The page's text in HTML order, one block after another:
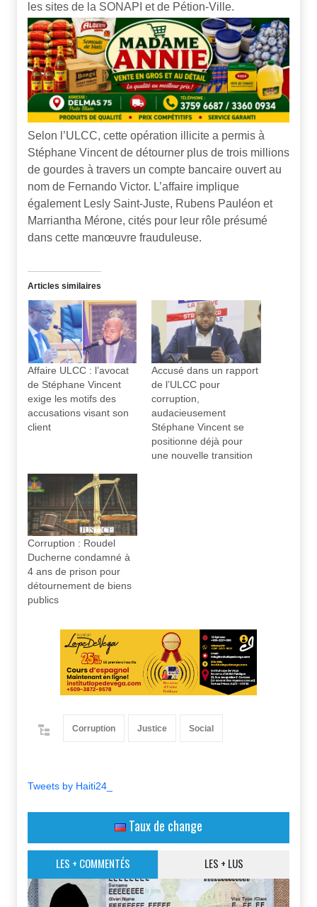
les sites de la SONAPI et de Pétion-Ville.
Selon l’ULCC, cette opération illicite a permis à
Stéphane Vincent de détourner plus de trois millions
de gourdes à travers un compte bancaire ouvert au
nom de Fernando Victor. L’affaire implique
également Lesly Saint-Juste, Rubens Pauléon et
Marriantha Mérone, cités pour leur rôle présumé
dans cette manœuvre frauduleuse.
Articles similaires
Affaire ULCC : l’avocat
de Stéphane Vincent
exige les motifs des
accusations visant son
client
Accusé dans un rapport
de l’ULCC pour
corruption,
audacieusement
Stéphane Vincent se
positionne déjà pour
une nouvelle transition
Corruption : Roudel
Ducherne condamné à
4 ans de prison pour
détournement de biens
publics
Corruption Justice Social
Tweets by Haiti24_
Taux de change
LES + COMMENTÉS LES + LUS